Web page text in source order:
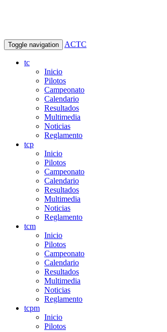
Toggle navigation ACTC
tc
Inicio
Pilotos
Campeonato
Calendario
Resultados
Multimedia
Noticias
Reglamento
tcp
Inicio
Pilotos
Campeonato
Calendario
Resultados
Multimedia
Noticias
Reglamento
tcm
Inicio
Pilotos
Campeonato
Calendario
Resultados
Multimedia
Noticias
Reglamento
tcpm
Inicio
Pilotos